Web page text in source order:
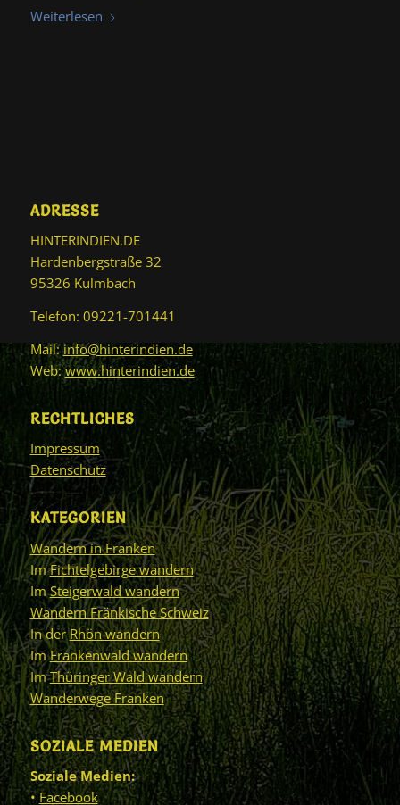
Weiterlesen
ADRESSE
HINTERINDIEN.DE
Hardenbergstraße 32
95326 Kulmbach
Telefon: 09221-701441
Mail:info@hinterindien.de
Web:www.hinterindien.de
RECHTLICHES
Impressum
Datenschutz
KATEGORIEN
Wandern in Franken
ImFichtelgebirge wandern
ImSteigerwald wandern
Wandern Fränkische Schweiz
In derRhön wandern
ImFrankenwald wandern
ImThüringer Wald wandern
Wanderwege Franken
SOZIALE MEDIEN
Soziale Medien:
•Facebook